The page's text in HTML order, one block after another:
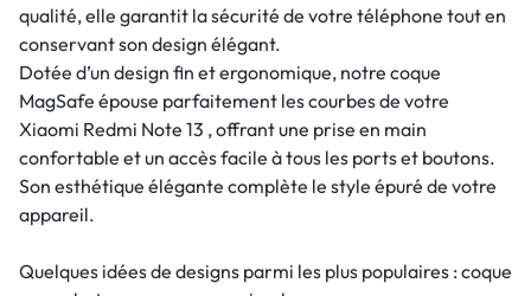
qualité, elle garantit la sécurité de votre téléphone tout en
conservant son design élégant.
Dotée d’un design fin et ergonomique, notre coque
MagSafe épouse parfaitement les courbes de votre
Xiaomi Redmi Note 13 , offrant une prise en main
confortable et un accès facile à tous les ports et boutons.
Son esthétique élégante complète le style épuré de votre
appareil.
Quelques idées de designs parmi les plus populaires : coque